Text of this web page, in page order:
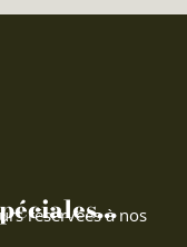
réservées à nos